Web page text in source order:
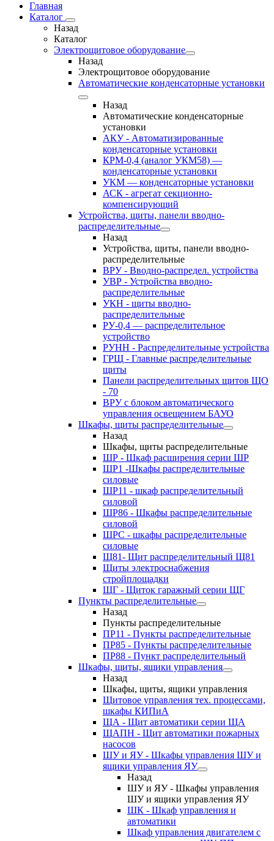
Главная
Каталог
Назад
Каталог
Электрощитовое оборудование
Назад
Электрощитовое оборудование
Автоматические конденсаторные установки
Назад
Автоматические конденсаторные
установки
АКУ - Автоматизированные
конденсаторные установки
КРМ-0,4 (аналог УКМ58) —
конденсаторные установки
УКМ — конденсаторные установки
АСК - агрегат секционно-
компенсирующий
Устройства, щиты, панели вводно-
распределительные
Назад
Устройства, щиты, панели вводно-
распределительные
ВРУ - Вводно-распредел. устройства
УВР - Устройства вводно-
распределительные
УКН - щиты вводно-
распределительные
РУ-0,4 — распределительное
устройство
РУНН - Распределительные устройства
ГРЩ - Главные распределительные
щиты
Панели распределительных щитов ЩО
- 70
ВРУ с блоком автоматического
управления освещением БАУО
Шкафы, щиты распределительные
Назад
Шкафы, щиты распределительные
ШР - Шкаф расширения серии ШР
ШР1 -Шкафы распределительные
силовые
ШР11 - шкаф распределительный
силовой
ШР86 - Шкафы распределительные
силовой
ШРС - шкафы распределительные
силовые
Щ81- Щит распределительный Щ81
Щиты электроснабжения
стройплощадки
ЩГ - Щиток гаражный серии ЩГ
Пункты распределительные
Назад
Пункты распределительные
ПР11 - Пункты распределительные
ПР85 - Пункты распределительные
ПР88 - Пункт распределительный
Шкафы, щиты, ящики управления
Назад
Шкафы, щиты, ящики управления
Щитовое управления тех. процессами,
шкафы КИПиА
ЩА - Щит автоматики серии ЩА
ЩАПН - Щит автоматики пожарных
насосов
ШУ и ЯУ - Шкафы управления ШУ и
ящики управления ЯУ
Назад
ШУ и ЯУ - Шкафы управления
ШУ и ящики управления ЯУ
ШК - Шкаф управления и
автоматики
Шкаф управления двигателем с